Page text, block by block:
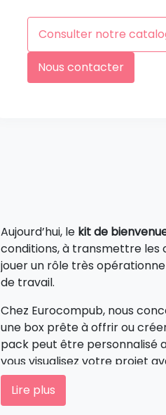
Consulter notre
Nous contacter
Aujourd’hui, le kit de
conditions, à transmettre les
jouer un rôle très
de travail.
Chez Eurocompub, nous
une box prête à offrir ou
pack peut être personnalisé
vous visualisez votre projet
Lewelcome pack personnalisé
parce qu’un bon pack
Lire plus